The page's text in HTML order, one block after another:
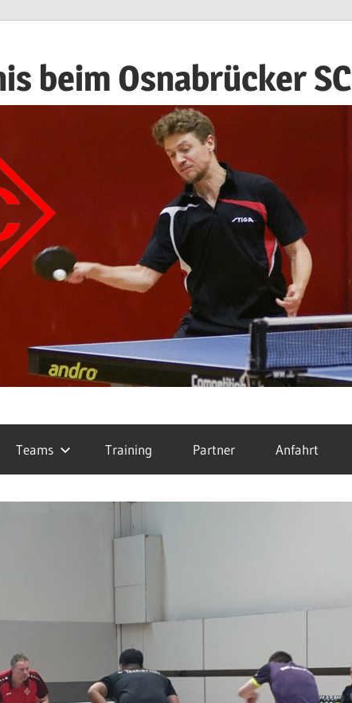
beim Osnabrücker SC
Teams Training Partner Anfahrt